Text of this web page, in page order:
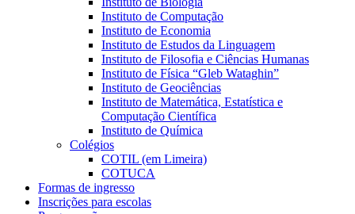
Instituto de Computação
Instituto de Economia
Instituto de Estudos da Linguagem
Instituto de Filosofia e Ciências Humanas
Instituto de Física “Gleb Wataghin”
Instituto de Geociências
Instituto de Matemática, Estatística e
Computação Científica
Instituto de Química
Colégios
COTIL (em Limeira)
COTUCA
Formas de ingresso
Inscrições para escolas